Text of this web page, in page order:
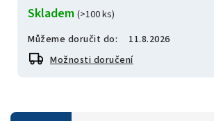
Skladem (>100 ks)
Můžeme doručit do:
11.8.2026
Možnosti doručení